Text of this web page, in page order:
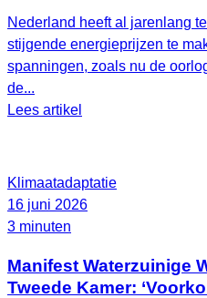
Nederland heeft al jarenlang
stijgende energieprijzen te
spanningen, zoals nu de
de...
Lees artikel
Klimaatadaptatie
16 juni 2026
3 minuten
Manifest Waterzuinige
Tweede Kamer: